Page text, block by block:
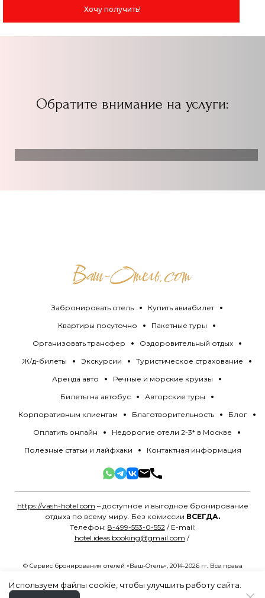
Хочу получить!
Обратите внимание на услуги:
Забронировать отель
Купить авиабилет
Квартиры посуточно
Пакетные туры
Организовать трансфер
Оздоровительный отдых
Ж/д-билеты
Экскурсии
Туристическое страхование
Аренда авто
Речные и морские круизы
Билеты на автобус
Авторские туры
Корпоративным клиентам
Благотворительность
Блог
Оплатить онлайн
Недорогие отели 2-3* в Москве
Полезные статьи и лайфхаки
Контактная информация
https://vash-hotel.com – доступное и выгодное бронирование
отдыха по всему миру. Без комиссии ВСЕГДА.
Телефон: 8-499-553-0-552/ E-mail:
hotel.ideas.booking@gmail.com /
© Сервис бронирования отелей «Ваш-Отель», 2014-2026 гг. Все права
Разработано вMYG.Agency
Используем файлы cookie, чтобы улучшить работу сайта.